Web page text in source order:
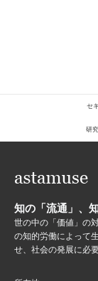
セ
研
知の「流通」、
世の中の「価値」の
の知的労働によって
せ、社会の発展に必